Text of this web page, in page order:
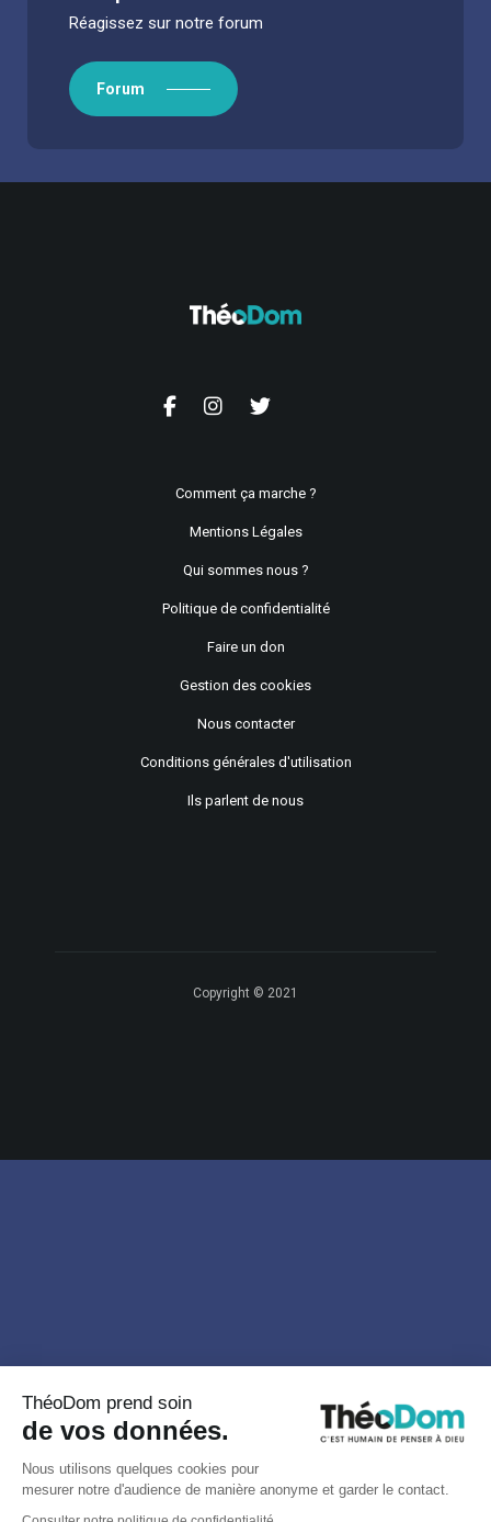
Réagissez sur notre forum
Forum
Comment ça marche ?
Mentions Légales
Qui sommes nous ?
Politique de confidentialité
Faire un don
Gestion des cookies
Nous contacter
Conditions générales d'utilisation
Ils parlent de nous
Copyright © 2021
ThéoDom prend soin
de vos données.
Nous utilisons quelques cookies pour
mesurer notre d'audience de manière anonyme et garder le contact.